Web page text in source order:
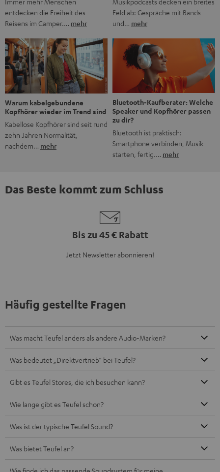
entdecken die Freiheit des
Reisens im Camper.… mehr
Feld ab: Gespräche mit Bands
und… mehr
Warum kabelgebundene
Kopfhörer wieder im Trend sind
Kabellose Kopfhörer sind seit rund
zehn Jahren Normalität,
nachdem… mehr
Bluetooth-Kaufberater: Welche
Speaker und Kopfhörer passen
zu dir?
Bluetooth ist praktisch:
Smartphone verbinden, Musik
starten, fertig.… mehr
Das Beste kommt zum Schluss
Bis zu 45 € Rabatt
Jetzt Newsletter abonnieren!
Häufig gestellte Fragen
Was macht Teufel anders als andere Audio-Marken?
Was bedeutet „Direktvertrieb“ bei Teufel?
Gibt es Teufel Stores, die ich besuchen kann?
Wie lange gibt es Teufel schon?
Was ist der typische Teufel Sound?
Was bietet Teufel an?